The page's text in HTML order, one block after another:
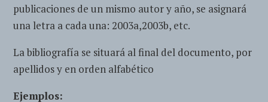
publicaciones de un mismo autor y año, se asignará
una letra a cada una: 2003a,2003b, etc.
La bibliografía se situará al final del documento, por
apellidos y en orden alfabético
Ejemplos: